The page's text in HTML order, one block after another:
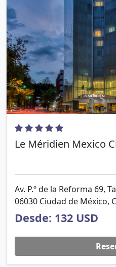
Le Méridien Mexico
Av. P.º de la Reforma 69,
06030 Ciudad de México,
Desde: 132 USD